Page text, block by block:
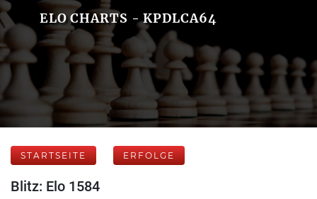
ELO CHARTS - KPDLCA64
STARTSEITE ERFOLGE
Blitz: Elo 1584